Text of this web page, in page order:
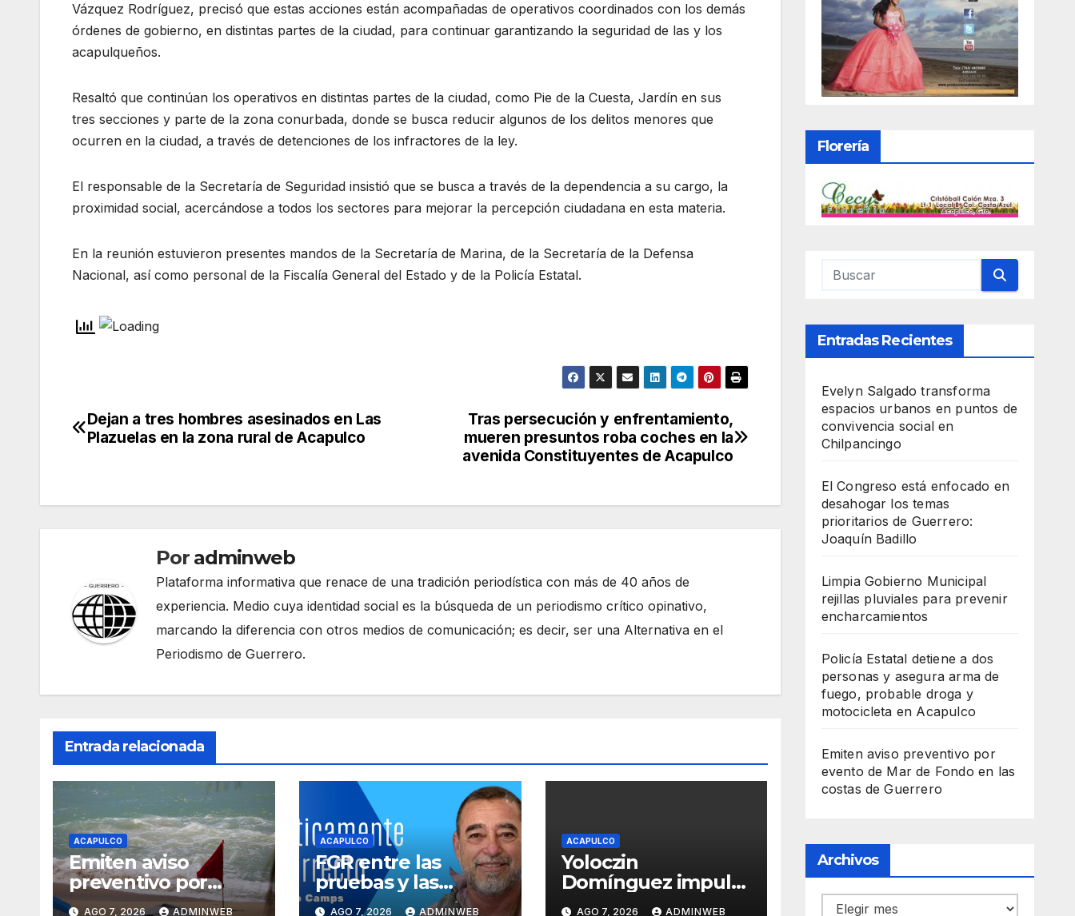
Vázquez Rodríguez, precisó que estas acciones están acompañadas de operativos coordinados con los demás
órdenes de gobierno, en distintas partes de la ciudad, para continuar garantizando la seguridad de las y los
acapulqueños.
Resaltó que continúan los operativos en distintas partes de la ciudad, como Pie de la Cuesta, Jardín en sus
tres secciones y parte de la zona conurbada, donde se busca reducir algunos de los delitos menores que
ocurren en la ciudad, a través de detenciones de los infractores de la ley.
El responsable de la Secretaría de Seguridad insistió que se busca a través de la dependencia a su cargo, la
proximidad social, acercándose a todos los sectores para mejorar la percepción ciudadana en esta materia.
En la reunión estuvieron presentes mandos de la Secretaría de Marina, de la Secretaría de la Defensa
Nacional, así como personal de la Fiscalía General del Estado y de la Policía Estatal.
Navegación
Tras persecución y enfrentamiento,
mueren presuntos roba coches en la
avenida Constituyentes de Acapulco
Dejan a tres hombres asesinados en Las
Plazuelas en la zona rural de Acapulco
Por adminweb
Plataforma informativa que renace de una tradición periodística con más de 40 años de
experiencia. Medio cuya identidad social es la búsqueda de un periodismo crítico opinativo,
marcando la diferencia con otros medios de comunicación; es decir, ser una Alternativa en el
Periodismo de Guerrero.
Entrada relacionada
ACAPULCO
Emiten aviso
preventivo por
evento de Mar de
AGO 7, 2026 ADMINWEB
ACAPULCO
FGR entre las
pruebas y las
suposiciones
AGO 7, 2026 ADMINWEB
ACAPULCO
Yoloczin
Domínguez impulsa
avances en
AGO 7, 2026 ADMINWEB
Florería
Entradas Recientes
Evelyn Salgado transforma
espacios urbanos en puntos de
convivencia social en
Chilpancingo
El Congreso está enfocado en
desahogar los temas
prioritarios de Guerrero:
Joaquín Badillo
Limpia Gobierno Municipal
rejillas pluviales para prevenir
encharcamientos
Policía Estatal detiene a dos
personas y asegura arma de
fuego, probable droga y
motocicleta en Acapulco
Emiten aviso preventivo por
evento de Mar de Fondo en las
costas de Guerrero
Archivos
Archivos